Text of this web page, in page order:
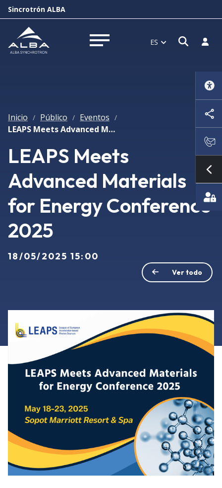
Sincrotrón ALBA
Abrir menú ES Abrir
Inicio / Público / Eventos /
LEAPS Meets Advanced Materials for Energy Conference 2025
LEAPS Meets
Advanced Materials
for Energy Conference
2025
18/05/2025 15:00
Ver todo